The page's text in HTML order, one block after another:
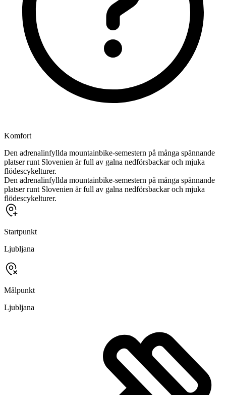
Komfort
Den adrenalinfyllda mountainbike-semestern på många spännande
platser runt Slovenien är full av galna nedförsbackar och mjuka
flödescykelturer.
Den adrenalinfyllda mountainbike-semestern på många spännande
platser runt Slovenien är full av galna nedförsbackar och mjuka
flödescykelturer.
Startpunkt
Ljubljana
Målpunkt
Ljubljana